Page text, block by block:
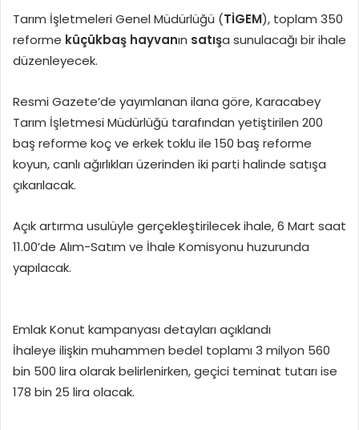
Tarım İşletmeleri Genel Müdürlüğü (TİGEM), toplam 350
reforme küçükbaş hayvanın satışa sunulacağı bir ihale
düzenleyecek.
Resmi Gazete’de yayımlanan ilana göre, Karacabey
Tarım İşletmesi Müdürlüğü tarafından yetiştirilen 200
baş reforme koç ve erkek toklu ile 150 baş reforme
koyun, canlı ağırlıkları üzerinden iki parti halinde satışa
çıkarılacak.
Açık artırma usulüyle gerçekleştirilecek ihale, 6 Mart saat
11.00’de Alım-Satım ve İhale Komisyonu huzurunda
yapılacak.
Emlak Konut kampanyası detayları açıklandı
İhaleye ilişkin muhammen bedel toplamı 3 milyon 560
bin 500 lira olarak belirlenirken, geçici teminat tutarı ise
178 bin 25 lira olacak.